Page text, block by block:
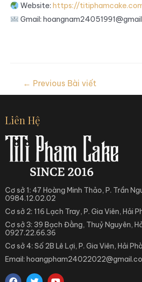
Website: https://
Gmail:
← Previous Bài viết
Liên Hệ
Cơ sở 1: 47 Hoàng Minh Thảo, P. Trần
0984.12.02.02
Cơ sở 2: 116 Lạch Tray, P. Gia Viên, Hải
Cơ sở 3: 39 Bạch Đằng, Thuỷ Nguyên,
0927.22.66.36
Cơ sở 4: Số 2B Lê Lợi, P. Gia Viên, Hải
Email: